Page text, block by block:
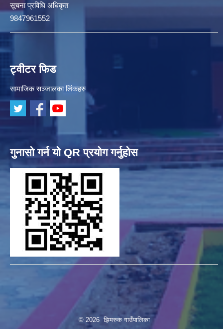
सूचना प्रविधि अधिकृत
9847961552
ट्वीटर फिड
सामाजिक सञ्जालका लिंकहरु
गुनासो गर्न यो QR प्रयोग गर्नुहोस
© 2026 झिमरुक गाउँपालिका